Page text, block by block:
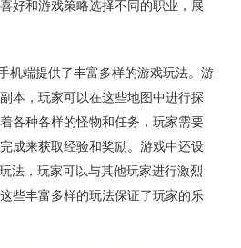
好和游戏策略选择不同的职业，展
机端提供了丰富多样的游戏玩法。游
本，玩家可以在这些地图中进行探
各种各样的怪物和任务，玩家需要
成来获取经验和奖励。游戏中还设
法，玩家可以与其他玩家进行激烈
些丰富多样的玩法保证了玩家的乐